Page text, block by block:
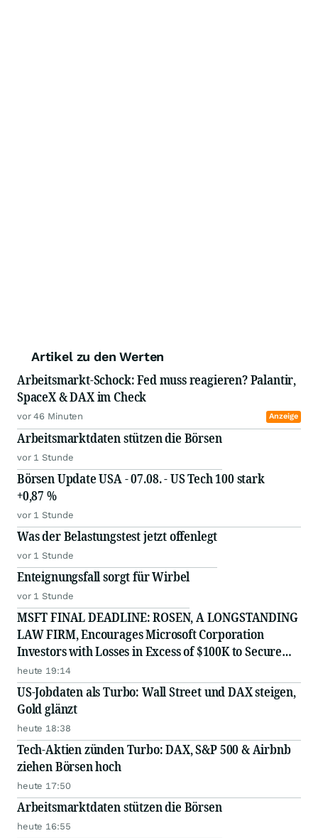
Artikel zu den Werten
Arbeitsmarkt-Schock: Fed muss reagieren? Palantir,
SpaceX & DAX im Check
vor 46 Minuten Anzeige
Arbeitsmarktdaten stützen die Börsen
vor 1 Stunde
Börsen Update USA - 07.08. - US Tech 100 stark
+0,87 %
vor 1 Stunde
Was der Belastungstest jetzt offenlegt
vor 1 Stunde
Enteignungsfall sorgt für Wirbel
vor 1 Stunde
MSFT FINAL DEADLINE: ROSEN, A LONGSTANDING
LAW FIRM, Encourages Microsoft Corporation
Investors with Losses in Excess of $100K to Secure
Counsel Before Important August 11 Deadline in
Securities Class Action - MSFT
heute 19:14
US-Jobdaten als Turbo: Wall Street und DAX steigen,
Gold glänzt
heute 18:38
Tech-Aktien zünden Turbo: DAX, S&P 500 & Airbnb
ziehen Börsen hoch
heute 17:50
Arbeitsmarktdaten stützen die Börsen
heute 16:55